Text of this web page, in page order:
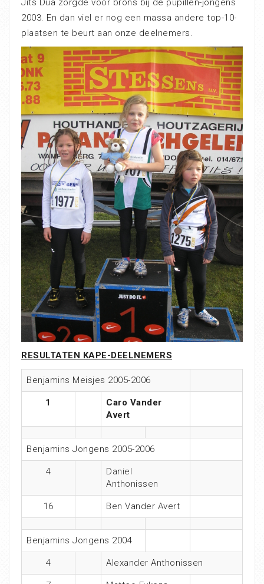
Jits Dua zorgde voor brons bij de pupillen-jongens
2003. En dan viel er nog een massa andere top-10-
plaatsen te beurt aan onze deelnemers.
RESULTATEN KAPE-DEELNEMERS
Benjamins Meisjes 2005-2006
1
Caro Vander
Avert
Benjamins Jongens 2005-2006
4
Daniel
Anthonissen
16 Ben Vander Avert
Benjamins Jongens 2004
4 Alexander Anthonissen